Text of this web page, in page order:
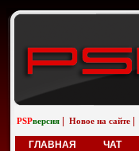
PSPверсия Новое на сайте
ГЛАВНАЯ ЧАТ